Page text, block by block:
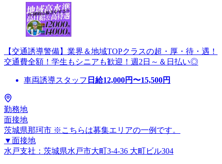
【交通誘導警備】業界＆地域TOPクラスの超・厚・待・遇！
交通費全額！学生もシニアも歓迎！週2日～＆日払い◎
車両誘導スタッフ 日給12,000円〜15,500円
勤務地
面接地
茨城県那珂市 ※こちらは募集エリアの一例です。
▼面接地
水戸支社：茨城県水戸市大町3-4-36 大町ビル304